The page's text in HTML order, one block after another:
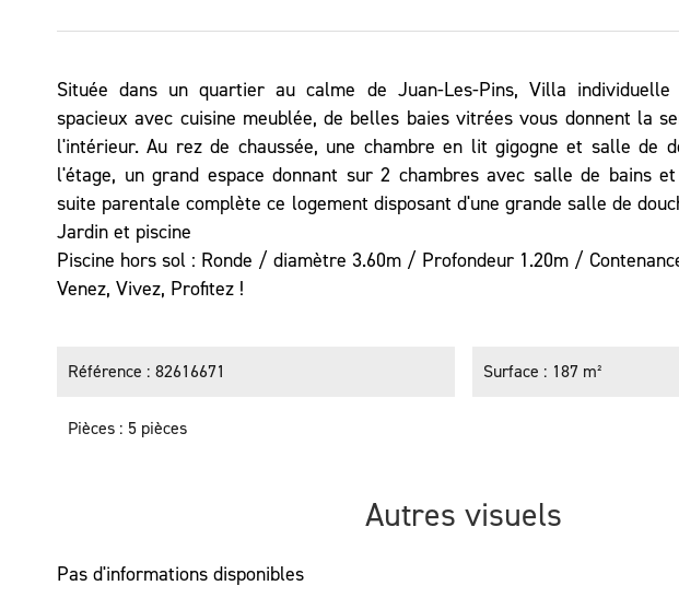
Située dans un quartier au calme de Juan-Les-Pins, Villa
spacieux avec cuisine meublée, de belles baies vitrées vous donnent la
l'intérieur. Au rez de chaussée, une chambre en lit gigogne et salle de
l'étage, un grand espace donnant sur 2 chambres avec salle de bains
suite parentale complète ce logement disposant d'une grande salle de
Jardin et piscine
Piscine hors sol : Ronde / diamètre 3.60m / Profondeur 1.20m /
Venez, Vivez, Profitez !
Référence 82616671
Pièces 5 pièces
Surface 187 m²
Autres visuels
Pas d'informations disponibles